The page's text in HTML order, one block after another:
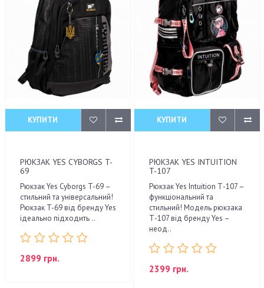
КУПИТИ
РЮКЗАК YES CYBORGS T-
69
Рюкзак Yes Cyborgs T-69 –
стильний та універсальний!
Рюкзак T-69 від бренду Yes
ідеально підходить ..
2899 грн.
КУПИТИ
РЮКЗАК YES INTUITION
T-107
Рюкзак Yes Intuition Т-107 –
функціональний та
стильний! Модель рюкзака
Т-107 від бренду Yes –
неод..
2399 грн.